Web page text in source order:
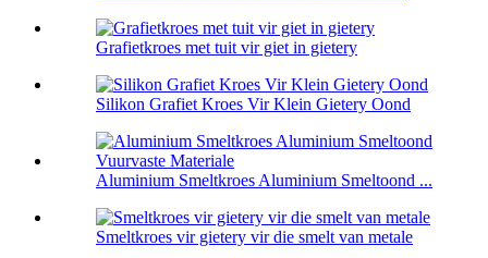
Grafietkroes met tuit vir giet in gietery
Silikon Grafiet Kroes Vir Klein Gietery Oond
Aluminium Smeltkroes Aluminium Smeltoond ...
Smeltkroes vir gietery vir die smelt van metale